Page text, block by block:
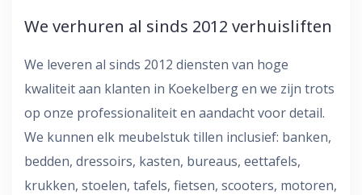
We verhuren al sinds 2012 verhuisliften
We leveren al sinds 2012 diensten van hoge
kwaliteit aan klanten in Koekelberg en we zijn trots
op onze professionaliteit en aandacht voor detail.
We kunnen elk meubelstuk tillen inclusief: banken,
bedden, dressoirs, kasten, bureaus, eettafels,
krukken, stoelen, tafels, fietsen, scooters, motoren,